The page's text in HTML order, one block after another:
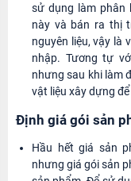
sử dụng làm phân
này và bán ra thị
nguyên liệu, vậy là
nhập. Tương tự
nhưng sau khi làm
vật liệu xây dựng
Định giá gói sản
Hầu hết giá sản
nhưng giá gói sản